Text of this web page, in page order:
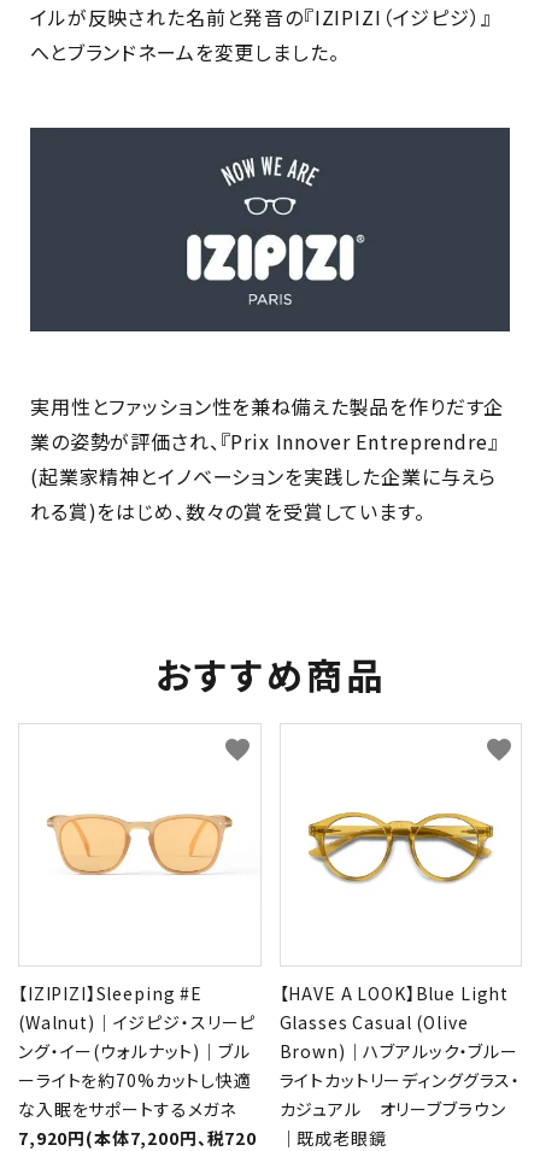
イルが反映された名前と発音の『IZIPIZI（イジピジ）』
へとブランドネームを変更しました。
実用性とファッション性を兼ね備えた製品を作りだす企
業の姿勢が評価され、『Prix Innover Entreprendre』
(起業家精神とイノベーションを実践した企業に与えら
れる賞)をはじめ、数々の賞を受賞しています。
おすすめ商品
【IZIPIZI】Sleeping #E
(Walnut)｜イジピジ・スリーピ
ング・イー(ウォルナット)｜ブル
ーライトを約70%カットし快適
な入眠をサポートするメガネ
7,920円(本体7,200円、税720
favorite
【HAVE A LOOK】Blue Light
Glasses Casual (Olive
Brown)｜ハブアルック・ブルー
ライトカットリーディンググラス・
カジュアル オリーブブラウン
｜既成老眼鏡
favorite